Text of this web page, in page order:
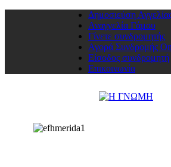
Δημοσιεύση
Αναγγελία Γάμου
Γίνετε συνδρομητής
Αγορά Συνδρομής
Είσοδος συνδρομητή
Επικοινωνία